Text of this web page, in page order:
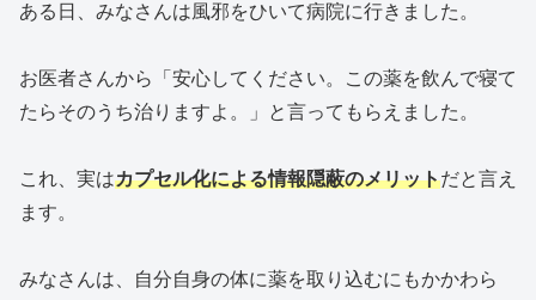
ある日、みなさんは風邪をひいて病院に行きました。
お医者さんから「安心してください。この薬を飲んで寝て
たらそのうち治りますよ。」と言ってもらえました。
これ、実はカプセル化による情報隠蔽のメリットだと言え
ます。
みなさんは、自分自身の体に薬を取り込むにもかかわら